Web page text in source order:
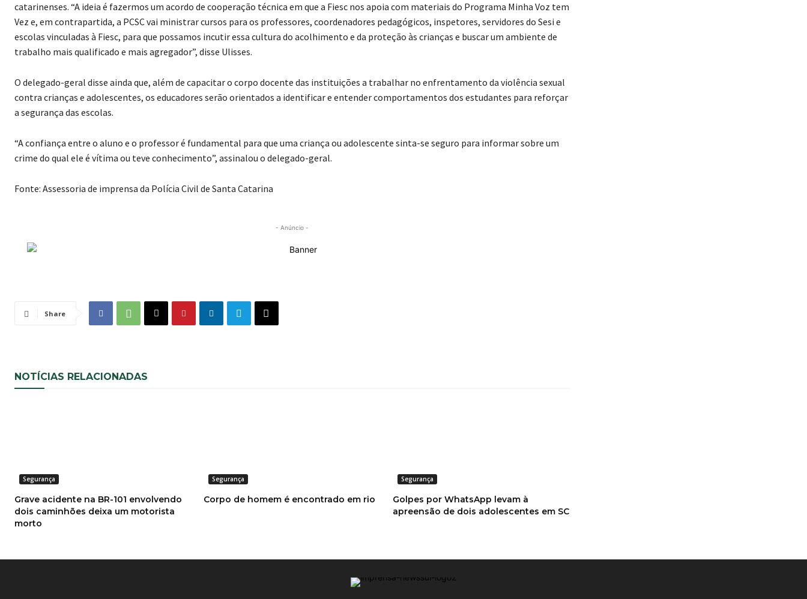
catarinenses. “A ideia é fazermos um acordo de cooperação técnica em que a Fiesc nos apoia com materiais do Programa Minha Voz tem
Vez e, em contrapartida, a PCSC vai ministrar cursos para os professores, coordenadores pedagógicos, inspetores, servidores do Sesi e
escolas vinculadas à Fiesc, para que possamos incutir essa cultura do acolhimento e da proteção às crianças e buscar um ambiente de
trabalho mais qualificado e mais agregador”, disse Ulisses.
O delegado-geral disse ainda que, além de capacitar o corpo docente das instituições a trabalhar no enfrentamento da violência sexual
contra crianças e adolescentes, os educadores serão orientados a identificar e entender comportamentos dos estudantes para reforçar
a segurança das escolas.
“A confiança entre o aluno e o professor é fundamental para que uma criança ou adolescente sinta-se seguro para informar sobre um
crime do qual ele é vítima ou teve conhecimento”, assinalou o delegado-geral.
Fonte: Assessoria de imprensa da Polícia Civil de Santa Catarina
- Anúncio -
Share
NOTÍCIAS RELACIONADAS
Segurança
Grave acidente na BR-101 envolvendo
dois caminhões deixa um motorista
morto
Segurança
Corpo de homem é encontrado em rio
Segurança
Golpes por WhatsApp levam à
apreensão de dois adolescentes em SC